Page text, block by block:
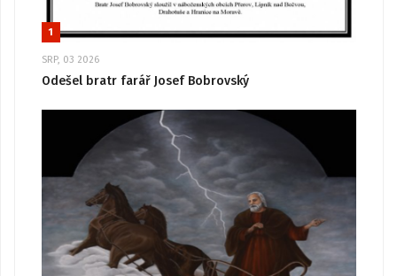
1
SRP, 03 2026
Odešel bratr farář Josef Bobrovský